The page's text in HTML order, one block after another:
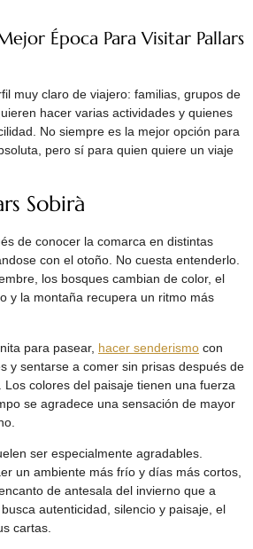
Época Para Visitar Pallars
muy claro de viajero: familias, grupos de
hacer varias actividades y quienes
No siempre es la mejor opción para
pero sí para quien quiere un viaje
Sobirà
de conocer la comarca en distintas
con el otoño. No cuesta entenderlo.
los bosques cambian de color, el
y la montaña recupera un ritmo más
para pasear, hacer senderismo con
y sentarse a comer sin prisas después de
colores del paisaje tienen una fuerza
se agradece una sensación de mayor
ser especialmente agradables.
un ambiente más frío y días más cortos,
de antesala del invierno que a
autenticidad, silencio y paisaje, el
cartas.